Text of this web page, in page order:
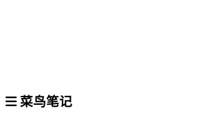
菜鸟笔记